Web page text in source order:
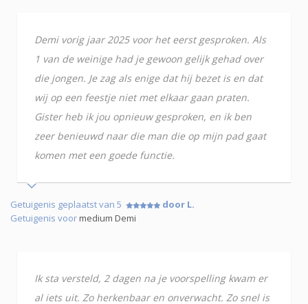
Demi vorig jaar 2025 voor het eerst gesproken. Als
1 van de weinige had je gewoon gelijk gehad over
die jongen. Je zag als enige dat hij bezet is en dat
wij op een feestje niet met elkaar gaan praten.
Gister heb ik jou opnieuw gesproken, en ik ben
zeer benieuwd naar die man die op mijn pad gaat
komen met een goede functie.
Getuigenis geplaatst van 5
door L.
Getuigenis voormedium Demi
Ik sta versteld, 2 dagen na je voorspelling kwam er
al iets uit. Zo herkenbaar en onverwacht. Zo snel is